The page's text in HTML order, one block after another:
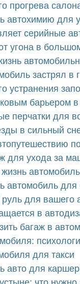
прогрева
автохимию для
серийные
угона в
застрял в
устранения
барьером
перчатки для
в сильный
для ухода за
жизнь
автомобиль
для вашего
в
багаж в
для такси
авто для